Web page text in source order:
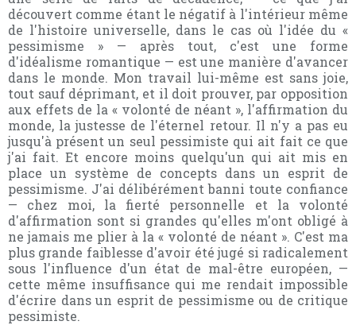
découvert comme étant le négatif à l'intérieur même
de l'histoire universelle, dans le cas où l'idée du «
pessimisme » — après tout, c'est une forme
d'idéalisme romantique — est une manière d'avancer
dans le monde. Mon travail lui-même est sans joie,
tout sauf déprimant, et il doit prouver, par opposition
aux effets de la « volonté de néant », l'affirmation du
monde, la justesse de l'éternel retour. Il n'y a pas eu
jusqu'à présent un seul pessimiste qui ait fait ce que
j'ai fait. Et encore moins quelqu'un qui ait mis en
place un système de concepts dans un esprit de
pessimisme. J'ai délibérément banni toute confiance
— chez moi, la fierté personnelle et la volonté
d'affirmation sont si grandes qu'elles m'ont obligé à
ne jamais me plier à la « volonté de néant ». C'est ma
plus grande faiblesse d'avoir été jugé si radicalement
sous l'influence d'un état de mal-être européen, —
cette même insuffisance qui me rendait impossible
d'écrire dans un esprit de pessimisme ou de critique
pessimiste.